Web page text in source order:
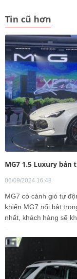
Tin cũ hơn
MG7 1.5 Luxury
06/09/2024 16:48
MG7 có cánh gió tự
khiến MG7 nổi bật
nhất, khách hàng sẽ